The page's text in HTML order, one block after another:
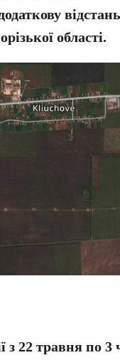
області.
з 22 травня по